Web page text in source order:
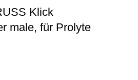
Klick
male, für Prolyte